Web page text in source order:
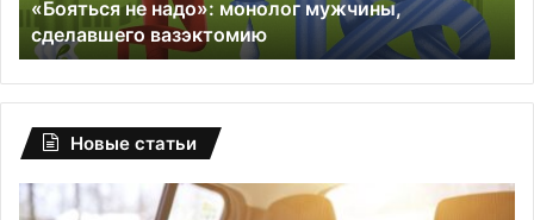
«Бояться не надо»: монолог мужчины,
сделавшего вазэктомию
Новые статьи